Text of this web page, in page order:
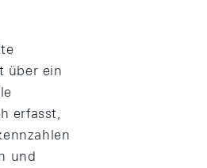
über ein
erfasst,
und